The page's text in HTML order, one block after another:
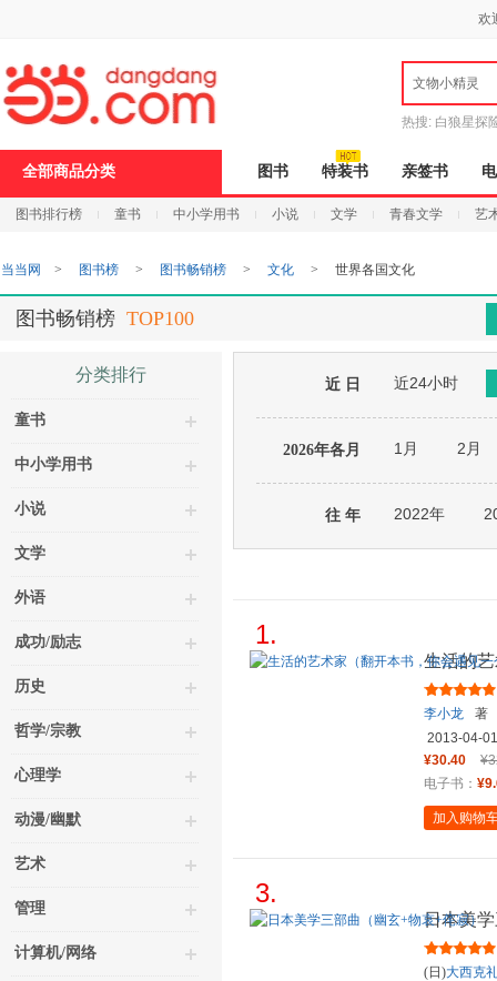
欢
文物小精灵
热搜: 白狼星探
全部商品分类 图书 特装书 亲签书
图书排行榜 童书 中小学用书 小说 文学 青春文学 艺
打
开
无
障
页
加
当当网 > 图书榜 > 图书畅销榜 > 文化 > 世界各国文化
图书畅销榜 TOP100
分类排行
童书
中小学用书
小说
文学
外语
成功/励志
历史
哲学/宗教
心理学
动漫/幽默
艺术
管理
计算机/网络
近 日 近24小时
2026年各月 1月 2月
往 年 2022年
1.
生活的
不一样
李小龙
著
2013-04-01
¥30.40
电子书：
加入购物
3.
日本美
(日)大西克